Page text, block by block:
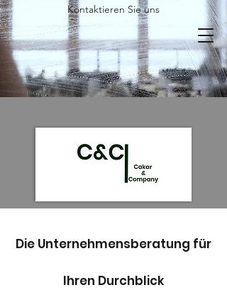
Kontaktieren Sie uns
Die Unternehmensberatung für
Ihren Durchblick